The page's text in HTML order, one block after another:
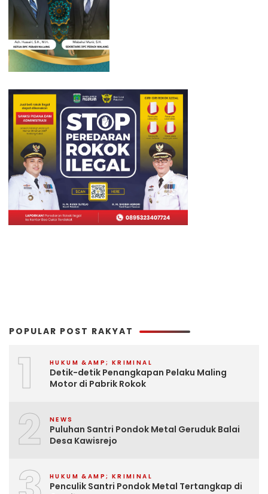
POPULAR POST RAKYAT
1 HUKUM &AMP; KRIMINAL
Detik-detik Penangkapan Pelaku Maling
Motor di Pabrik Rokok
2 NEWS
Puluhan Santri Pondok Metal Geruduk Balai
Desa Kawisrejo
HUKUM &AMP; KRIMINAL
Penculik Santri Pondok Metal Tertangkap di